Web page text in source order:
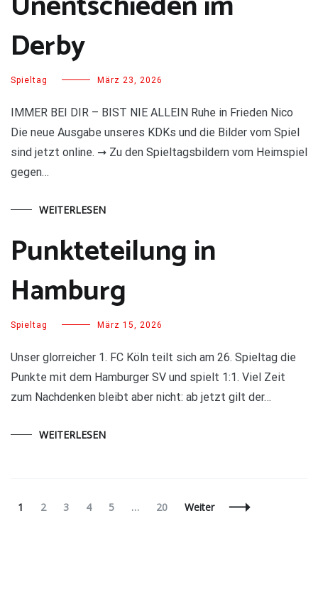
Derby
Spieltag März 23, 2026
IMMER BEI DIR – BIST NIE ALLEIN Ruhe in Frieden Nico
Die neue Ausgabe unseres KDKs und die Bilder vom Spiel
sind jetzt online. ➞ Zu den Spieltagsbildern vom Heimspiel
gegen…
WEITERLESEN
Punkteteilung in
Hamburg
Spieltag März 15, 2026
Unser glorreicher 1. FC Köln teilt sich am 26. Spieltag die
Punkte mit dem Hamburger SV und spielt 1:1. Viel Zeit
zum Nachdenken bleibt aber nicht: ab jetzt gilt der…
WEITERLESEN
Beitragsnavigation
Seite
1 Seite
2 Seite
3 Seite
4 Seite
5 … Seite
20 Weiter